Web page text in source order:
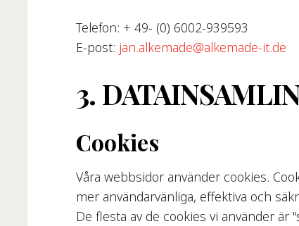
Telefon: + 49- (0) 6002-939593
E-post: jan.alkemade@alkemade-it.de
3.
Cookies
Våra webbsidor använder cookies.
mer användarvänliga, effektiva och
De flesta av de cookies vi använder